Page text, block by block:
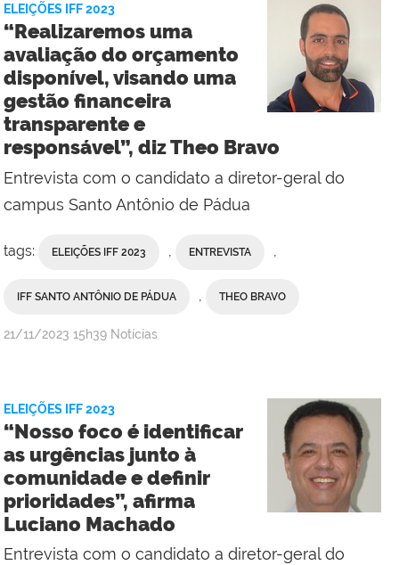
Campus
Bom
Jesus
do
Itabapoana
e
Campus
ELEIÇÕES IFF 2023
“Realizaremos uma
avaliação do orçamento
disponível, visando uma
gestão financeira
transparente e
responsável”, diz Theo Bravo
Entrevista com o candidato a diretor-geral do
campus Santo Antônio de Pádua
tags: ELEIÇÕES IFF 2023 ENTREVISTA
IFF SANTO ANTÔNIO DE PÁDUA THEO BRAVO
por
Campus
Campos
Centro
publicado
21/11/2023 15h39 Notícias
ELEIÇÕES IFF 2023
“Nosso foco é identificar
as urgências junto à
comunidade e definir
prioridades”, afirma
Luciano Machado
Entrevista com o candidato a diretor-geral do